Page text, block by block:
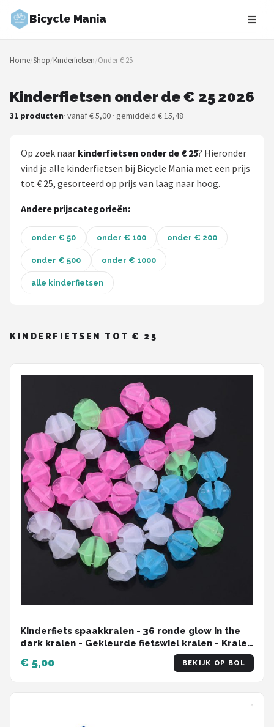
Bicycle Mania
Zoeken
NAVIGATIE
Merken
Blog
Fietsroutes
Kinderfietsen
Stadsfietsen
Elektrische fietsen
Basil
ABUS
AXA
New Looxs
BBB Cycling
Schwalbe
Cortina
Alle merken →
Home/Shop/Kinderfietsen/Onder € 25
Kinderfietsen onder de € 25 2026
31 producten· vanaf € 5,00 · gemiddeld € 15,48
Op zoek naar kinderfietsen onder de € 25? Hieronder
vind je alle kinderfietsen bij Bicycle Mania met een prijs
tot € 25, gesorteerd op prijs van laag naar hoog.
Andere prijscategorieën:
onder € 50 onder € 100 onder € 200
onder € 500 onder € 1000
alle kinderfietsen
KINDERFIETSEN TOT € 25
Kinderfiets spaakkralen - 36 ronde glow in the
dark kralen - Gekleurde fietswiel kralen - Kralen
€ 5,00 BEKIJK OP BOL